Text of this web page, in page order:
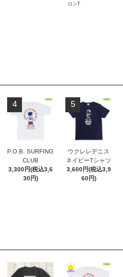
ロンT
4
P.O.B. SURFING
CLUB
3,300円(税込3,6
30円)
5
ウクレレデニス
ネイビーTシャツ
3,600円(税込3,9
60円)